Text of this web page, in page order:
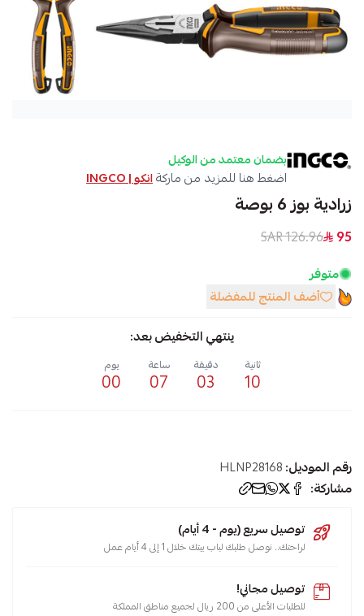
بضمان معتمد من الوكيل
اضغط هنا للمزيد من ماركةانكو | INGCO
زرادية بوز 6 بوصة
95
126.96 SAR
متوفر
أضف المنتج للمفضلة
ينتهي التخفيض بعد:
09
ثانية
03
دقيقة
07
ساعة
00
يوم
رقم الموديل:HLNP28168
مشاركة:
توصيل سريع (يوم - 4 أيام)
لراحتك.. نوصل طلبك لباب بيتك خلال 1 إلى 4 أيام عمل
توصيل مجاني!
للطلبات الأعلى من 200 ريال لجميع مناطق المملكة